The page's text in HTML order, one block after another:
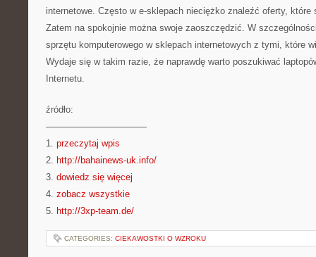
internetowe. Często w e-sklepach nieciężko znaleźć oferty,
Zatem na spokojnie można swoje zaoszczędzić. W
sprzętu komputerowego w sklepach internetowych z tymi, które
Wydaje się w takim razie, że naprawdę warto poszukiwać
Internetu.
źródło:
———————————
1. przeczytaj wpis
2. http://bahainews-uk.info/
3. dowiedz się więcej
4. zobacz wszystkie
5. http://3xp-team.de/
CATEGORIES: CIEKAWOSTKI O WZROKU